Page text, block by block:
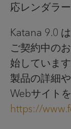
応レンダラ
Katana 9.0
ご契約中の
始しています
製品の詳細
Webサイト
https://